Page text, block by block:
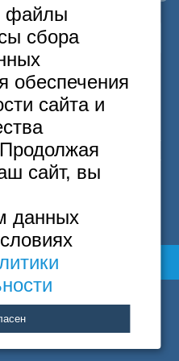
данных
файлы
сбора
обеспечения
сайта и
сайт, вы
данных
сайта